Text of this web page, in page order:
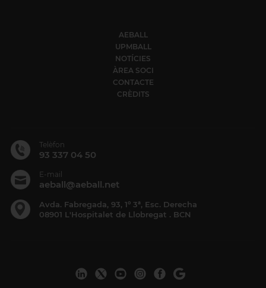
AEBALL
UPMBALL
NOTÍCIES
ÀREA SOCI
CONTACTE
CRÈDITS
Telèfon
93 337 04 50
E-mail
aeball@aeball.net
Avda. Fabregada, 93, 1º 3ª, Esc. Derecha
08901 L'Hospitalet de Llobregat . BCN